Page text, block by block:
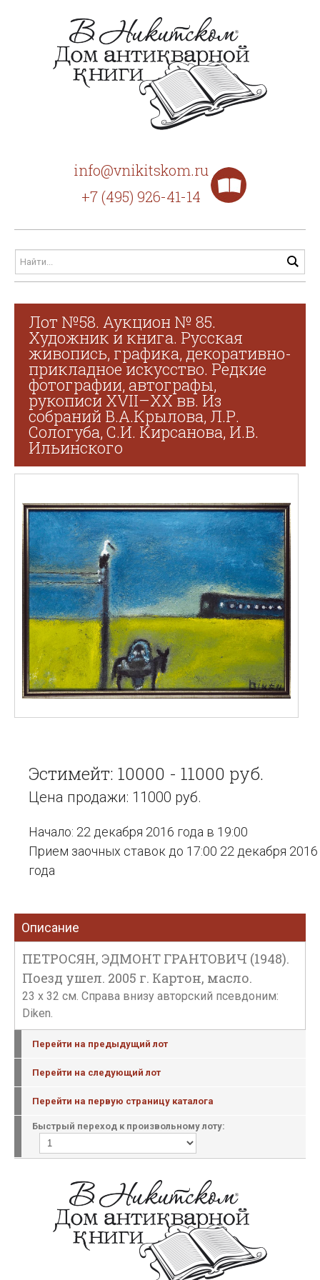
info@vnikitskom.ru
+7 (495) 926-41-14
Лот №58. Аукцион № 85.
Художник и книга. Русская
живопись, графика, декоративно-
прикладное искусство. Редкие
фотографии, автографы,
рукописи XVII–XX вв. Из
собраний В.А.Крылова, Л.Р.
Сологуба, С.И. Кирсанова, И.В.
Ильинского
Эстимейт: 10000 - 11000 руб.
Цена продажи: 11000 руб.
Начало: 22 декабря 2016 года в 19:00
Прием заочных ставок до 17:00 22 декабря 2016
года
Описание
ПЕТРОСЯН, ЭДМОНТ ГРАНТОВИЧ (1948).
Поезд ушел. 2005 г. Картон, масло.
23 х 32 см. Справа внизу авторский псевдоним:
Diken.
Перейти на предыдущий лот
Перейти на следующий лот
Перейти на первую страницу каталога
Быстрый переход к произвольному лоту: